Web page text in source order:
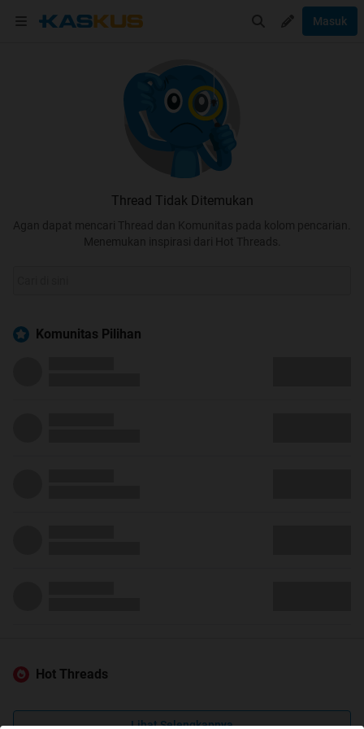
Masuk
Thread Tidak Ditemukan
Agan dapat mencari Thread dan Komunitas pada kolom pencarian.
Menemukan inspirasi dari Hot Threads.
Komunitas Pilihan
Hot Threads
Lihat Selengkapnya